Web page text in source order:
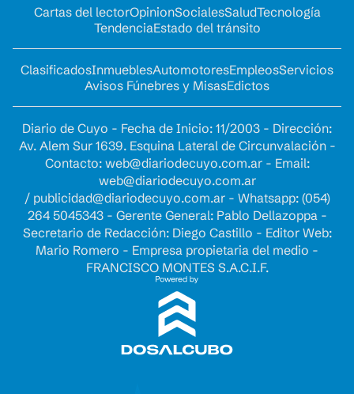
Cartas del lectorOpinionSocialesSaludTecnología
TendenciaEstado del tránsito
ClasificadosInmueblesAutomotoresEmpleosServicios
Avisos Fúnebres y MisasEdictos
Diario de Cuyo - Fecha de Inicio: 11/2003 - Dirección:
Av. Alem Sur 1639. Esquina Lateral de Circunvalación -
Contacto: web@diariodecuyo.com.ar- Email:
web@diariodecuyo.com.ar
/ publicidad@diariodecuyo.com.ar- Whatsapp: (054)
264 5045343 - Gerente General: Pablo Dellazoppa -
Secretario de Redacción: Diego Castillo - Editor Web:
Mario Romero - Empresa propietaria del medio -
FRANCISCO MONTES S.A.C.I.F.